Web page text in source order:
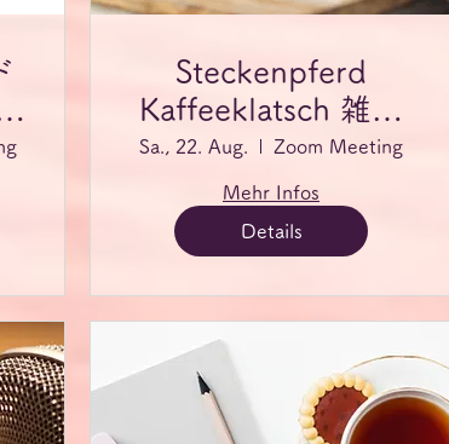
Steckenpferd
Kaffeeklatsch 雑談
会
Sa., 22. Aug. Zoom Meeting
Mehr Infos
Details